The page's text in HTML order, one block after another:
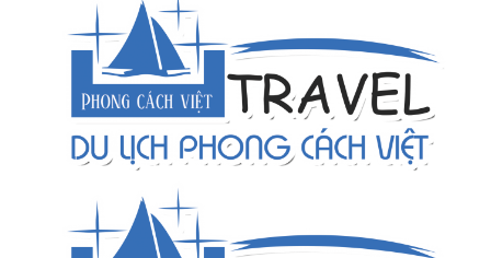
Điều hành chuyên tuyến biển đảo